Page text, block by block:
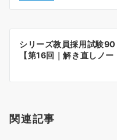
ビ
ン
シリーズ教員採用試験90
【第16回｜解き直しノー
関連記事